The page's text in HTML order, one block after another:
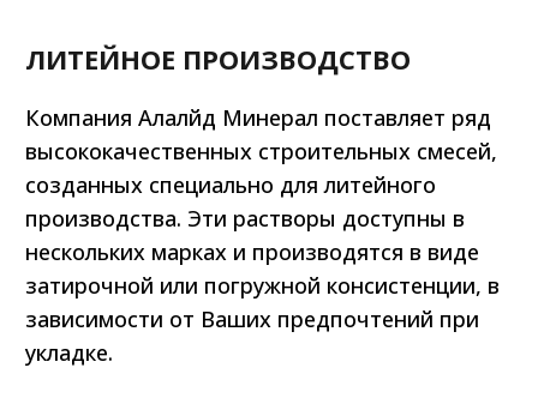
ЛИТЕЙНОЕ ПРОИЗВОДСТВО
Компания Алалйд Минерал поставляет ряд
высококачественных строительных смесей,
созданных специально для литейного
производства. Эти растворы доступны в
нескольких марках и производятся в виде
затирочной или погружной консистенции, в
зависимости от Ваших предпочтений при
укладке.